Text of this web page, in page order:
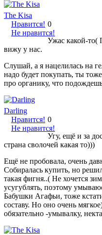
The Kisa
Нравится!
Не нравится!
0
Ужас какой-то(
вижу у нас.
Слушай, а я нацелилась на
надо будет покупать, ты
про органику, что
Darling
Нравится!
Не нравится!
0
Угу, ещё и за
страна сволочей какая то)))
Ещё не пробовала, очень
Собиралась купить, но
такая фигня..( Не хочется
усугублять, поэтому
Бабушки Агафьи, тоже
составу. Но оно очень
обязательно -умывалку,